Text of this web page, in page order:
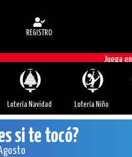
REGISTRO
Juega en
Lotería Navidad Lotería Niño
si te tocó?